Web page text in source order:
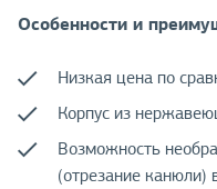
Особенности и
Низкая цена по
Корпус из
Возможность
(отрезание канюли)